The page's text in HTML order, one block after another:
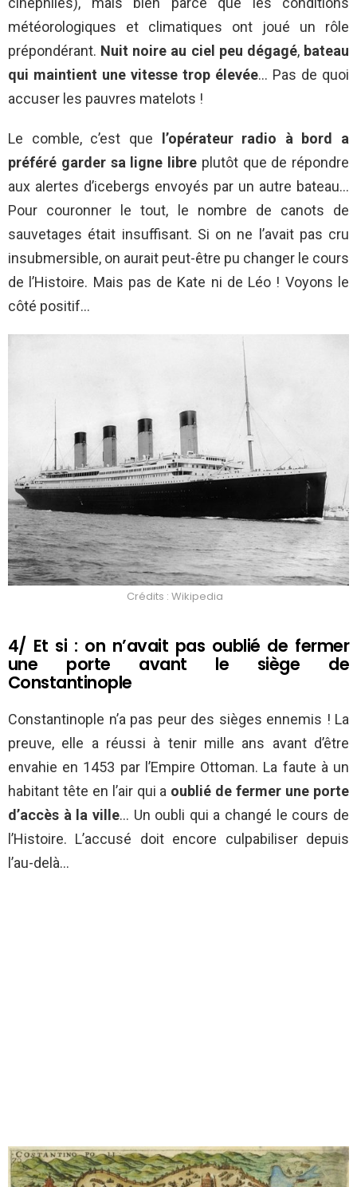
météorologiques et climatiques ont joué un rôle
prépondérant. Nuit noire au ciel peu dégagé, bateau
qui maintient une vitesse trop élevée… Pas de quoi
accuser les pauvres matelots !
Le comble, c’est que
l’opérateur radio à bord a
préféré garder sa ligne libre plutôt que de répondre
aux alertes d’icebergs envoyés par un autre bateau…
Pour couronner le tout, le nombre de canots de
sauvetages était insuffisant. Si on ne l’avait pas cru
insubmersible, on aurait peut-être pu changer le cours
de l’Histoire. Mais pas de Kate ni de Léo ! Voyons le
côté positif…
Crédits : Wikipedia
4/ Et si : on n’avait pas oublié de fermer
une porte avant le siège de
Constantinople
Constantinople n’a pas peur des sièges ennemis ! La
preuve, elle a réussi à tenir mille ans avant d’être
envahie en 1453 par l’Empire Ottoman. La faute à un
habitant tête en l’air qui a oublié de fermer une porte
d’accès à la ville… Un oubli qui a changé le cours de
l’Histoire. L’accusé doit encore culpabiliser depuis
l’au-delà…